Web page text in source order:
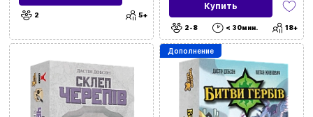
2 5+
Купить
2-8 < 30мин. 18+
Дополнение